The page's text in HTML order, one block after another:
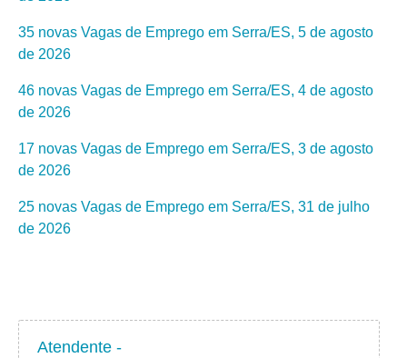
35 novas Vagas de Emprego em Serra/ES, 5 de agosto
de 2026
46 novas Vagas de Emprego em Serra/ES, 4 de agosto
de 2026
17 novas Vagas de Emprego em Serra/ES, 3 de agosto
de 2026
25 novas Vagas de Emprego em Serra/ES, 31 de julho
de 2026
Atendente -